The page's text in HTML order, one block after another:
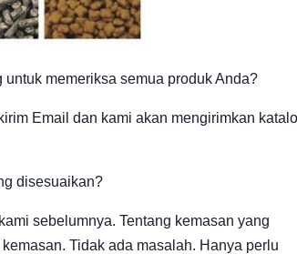
memeriksa semua produk Anda?
Email dan kami akan mengirimkan
disesuaikan?
sebelumnya. Tentang kemasan yang
Tidak ada masalah. Hanya perlu